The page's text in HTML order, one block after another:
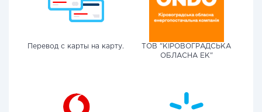
Перевод с карты на карту.
ТОВ "КІРОВОГРАДСЬКА
ОБЛАСНА ЕК"